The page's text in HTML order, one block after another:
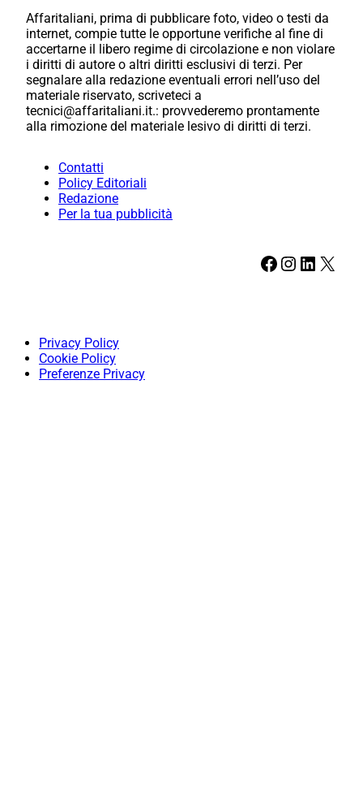
Affaritaliani, prima di pubblicare foto, video o testi da
internet, compie tutte le opportune verifiche al fine di
accertarne il libero regime di circolazione e non violare
i diritti di autore o altri diritti esclusivi di terzi. Per
segnalare alla redazione eventuali errori nell’uso del
materiale riservato, scriveteci a
tecnici@affaritaliani.it.: provvederemo prontamente
alla rimozione del materiale lesivo di diritti di terzi.
Contatti
Policy Editoriali
Redazione
Per la tua pubblicità
Facebook Instagram LinkedIn X
Privacy Policy
Cookie Policy
Preferenze Privacy